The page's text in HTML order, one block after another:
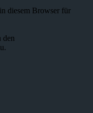
diesem Browser für
den